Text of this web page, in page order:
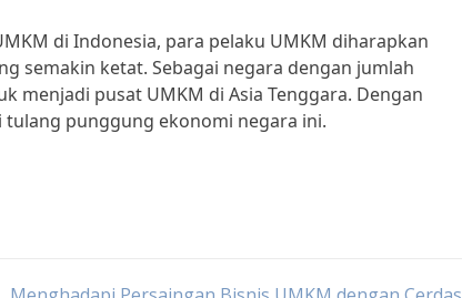
di Indonesia, para pelaku UMKM diharapkan
semakin ketat. Sebagai negara dengan jumlah
menjadi pusat UMKM di Asia Tenggara. Dengan
tulang punggung ekonomi negara ini.